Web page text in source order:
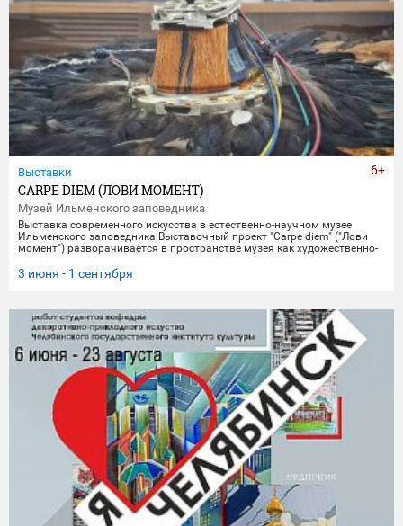
Выставки
CARPE DIEM (ЛОВИ МОМЕНТ)
Музей Ильменского заповедника
Выставка современного искусства в естественно-научном музее
Ильменского заповедника Выставочный проект "Carpe diem" ("Лови
момент") разворачивается в пространстве музея как художественно-
Включая в себя элементы био-арта, академической точности и
концептуального искусства, экспозиция предлагает зрителю
одновременно в далекое прошлое Земли и в её цифровое будущее.
Белое, изо
3 июня - 1 сентября
6+